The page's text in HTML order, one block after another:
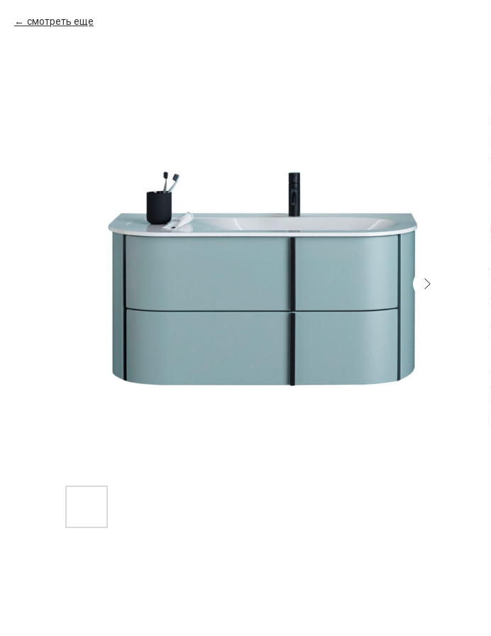
смотреть еще